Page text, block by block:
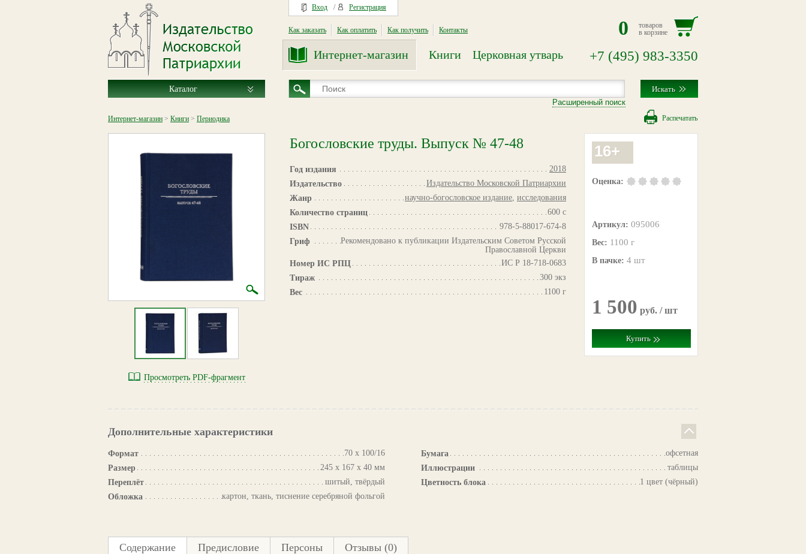
Вход / Регистрация
Как заказать Как оплатить Как получить Контакты 0
товаров
в корзине
Интернет-магазин Книги Церковная утварь +7 (495) 983-3350
Расширенный поиск
Каталог
Интернет-магазин > Книги > Периодика
Просмотреть PDF-фрагмент
Распечатать
16+
Оценка:
Артикул: 095006
Вес: 1100 г
В пачке: 4 шт
1 500 руб. / шт
Купить
Богословские труды. Выпуск № 47-48
Год издания
2018
Издательство
Издательство Московской Патриархии
Жанр
научно-богословское издание, исследования
Количество страниц
600 с
ISBN
978-5-88017-674-8
Гриф
Рекомендовано к публикации Издательским Советом Русской
Православной Церкви
Номер ИС РПЦ
ИС Р 18-718-0683
Тираж
300 экз
Вес
1100 г
Дополнительные характеристики
Формат
70 х 100/16
Размер
245 х 167 х 40 мм
Переплёт
шитый, твёрдый
Обложка
картон, ткань, тиснение серебряной фольгой
Бумага
офсетная
Иллюстрации
таблицы
Цветность блока
1 цвет (чёрный)
Содержание Предисловие Персоны Отзывы (0)